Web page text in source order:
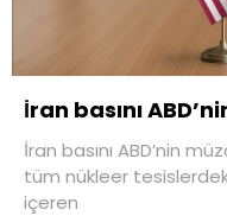
İran basını
İran basını ABD’nin
tüm nükleer
içeren